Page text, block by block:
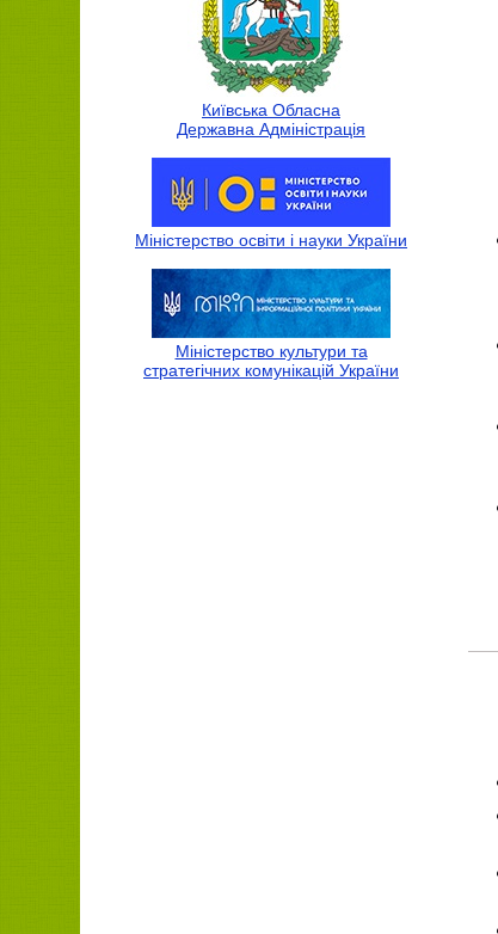
Київська Обласна
Державна Адмiнiстрацiя
Міністерство освіти і науки України
Міністерство культури та
стратегічних комунікацій України